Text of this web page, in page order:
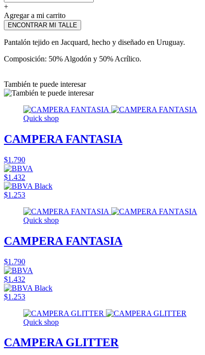
+
Agregar a mi carrito
ENCONTRAR MI TALLE
Pantalón tejido en Jacquard, hecho y diseñado en Uruguay.
Composición: 50% Algodón y 50% Acrílico.
También te puede interesar
Quick shop
CAMPERA FANTASIA
$1.790
$1.432
$1.253
Quick shop
CAMPERA FANTASIA
$1.790
$1.432
$1.253
Quick shop
CAMPERA GLITTER